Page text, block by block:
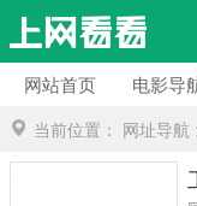
网站首页 电影导
当前位置： 网址导航